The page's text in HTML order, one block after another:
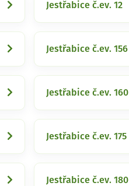
Jestřabice č.ev. 12
Jestřabice č.ev. 156
Jestřabice č.ev. 160
Jestřabice č.ev. 175
Jestřabice č.ev. 180